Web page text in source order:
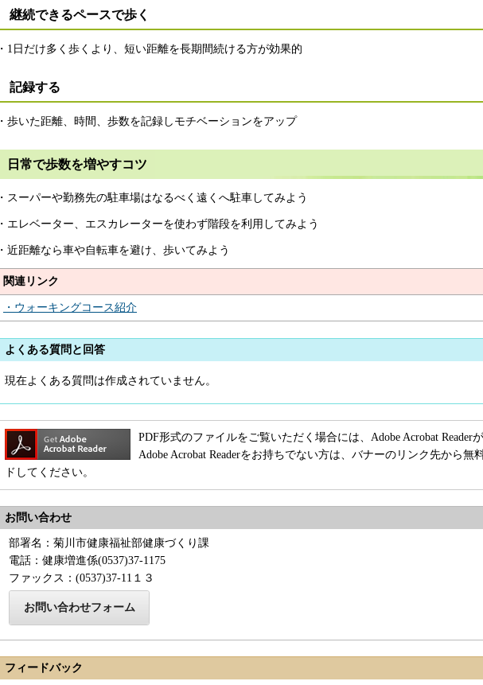
継続できるペースで歩く
・1日だけ多く歩くより、短い距離を長期間続ける方が効果的
記録する
・歩いた距離、時間、歩数を記録しモチベーションをアップ
日常で歩数を増やすコツ
・スーパーや勤務先の駐車場はなるべく遠くへ駐車してみよう
・エレベーター、エスカレーターを使わず階段を利用してみよう
・近距離なら車や自転車を避け、歩いてみよう
関連リンク
・ウォーキングコース紹介
よくある質問と回答
現在よくある質問は作成されていません。
PDF形式のファイルをご覧いただく場合には、Adobe Acrobat Reader
Adobe Acrobat Readerをお持ちでない方は、バナーのリンク先から無
ドしてください。
お問い合わせ
部署名：菊川市健康福祉部健康づくり課
電話：健康増進係(0537)37-1175
ファックス：(0537)37-11１３
フィードバック